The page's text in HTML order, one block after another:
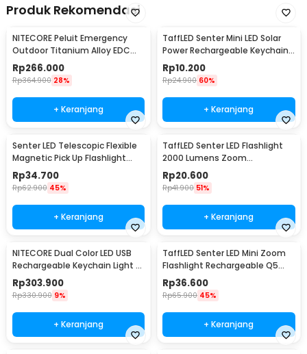
Produk Rekomendasi
NITECORE Peluit Emergency
Outdoor Titanium Alloy EDC
Survival 120dB - NWS10
Rp266.000
Rp364.900 28%
+ Keranjang
TaffLED Senter Mini LED Solar
Power Rechargeable Keychain
3 LED 0.8W - XY
Rp10.200
Rp24.900 60%
+ Keranjang
Senter LED Telescopic Flexible
Magnetic Pick Up Flashlight
Aluminium
Rp34.700
Rp62.900 45%
+ Keranjang
TaffLED Senter LED Flashlight
2000 Lumens Zoom
Waterproof - Pocketman P1
Rp20.600
Rp41.900 51%
+ Keranjang
NITECORE Dual Color LED USB
Rechargeable Keychain Light -
THUMB
Rp303.900
Rp330.900 9%
+ Keranjang
TaffLED Senter LED Mini Zoom
Flashlight Rechargeable Q5
2000 Lumens
Rp36.600
Rp65.900 45%
+ Keranjang